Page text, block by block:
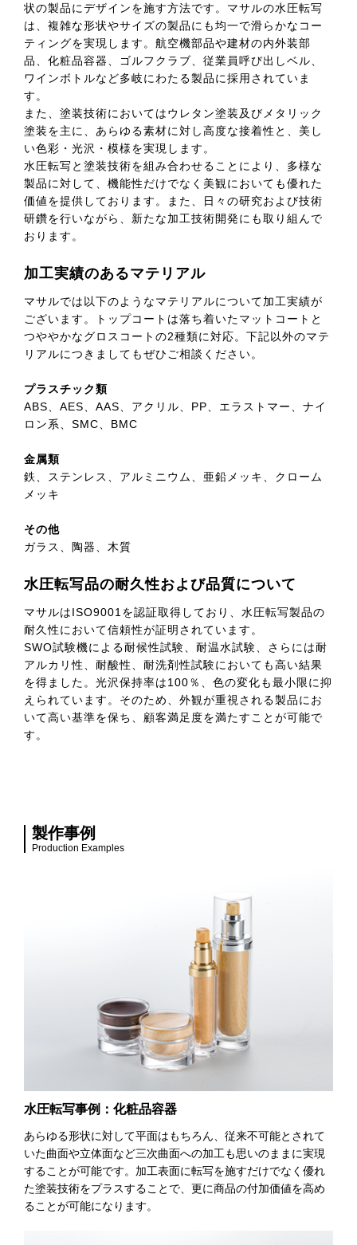
状の製品にデザインを施す方法です。マサルの水圧転写
は、複雑な形状やサイズの製品にも均一で滑らかなコー
ティングを実現します。航空機部品や建材の内外装部
品、化粧品容器、ゴルフクラブ、従業員呼び出しベル、
ワインボトルなど多岐にわたる製品に採用されていま
す。
また、塗装技術においてはウレタン塗装及びメタリック
塗装を主に、あらゆる素材に対し高度な接着性と、美し
い色彩・光沢・模様を実現します。
水圧転写と塗装技術を組み合わせることにより、多様な
製品に対して、機能性だけでなく美観においても優れた
価値を提供しております。また、日々の研究および技術
研鑽を行いながら、新たな加工技術開発にも取り組んで
おります。
加工実績のあるマテリアル
マサルでは以下のようなマテリアルについて加工実績が
ございます。トップコートは落ち着いたマットコートと
つややかなグロスコートの2種類に対応。下記以外のマテ
リアルにつきましてもぜひご相談ください。
プラスチック類
ABS、AES、AAS、アクリル、PP、エラストマー、ナイ
ロン系、SMC、BMC
金属類
鉄、ステンレス、アルミニウム、亜鉛メッキ、クローム
メッキ
その他
ガラス、陶器、木質
水圧転写品の耐久性および品質について
マサルはISO9001を認証取得しており、水圧転写製品の
耐久性において信頼性が証明されています。
SWO試験機による耐候性試験、耐温水試験、さらには耐
アルカリ性、耐酸性、耐洗剤性試験においても高い結果
を得ました。光沢保持率は100％、色の変化も最小限に抑
えられています。そのため、外観が重視される製品にお
いて高い基準を保ち、顧客満足度を満たすことが可能で
す。
製作事例
Production Examples
水圧転写事例：化粧品容器
あらゆる形状に対して平面はもちろん、従来不可能とされて
いた曲面や立体面など三次曲面への加工も思いのままに実現
することが可能です。加工表面に転写を施すだけでなく優れ
た塗装技術をプラスすることで、更に商品の付加価値を高め
ることが可能になります。